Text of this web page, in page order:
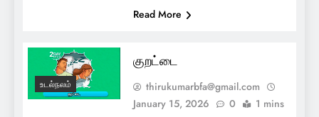
Read More
உடல்நலம்
குறட்டை
thirukumarbfa@gmail.com
January 15, 2026
0 1 mins